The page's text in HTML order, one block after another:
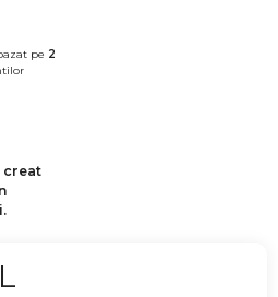
pe 2
creat